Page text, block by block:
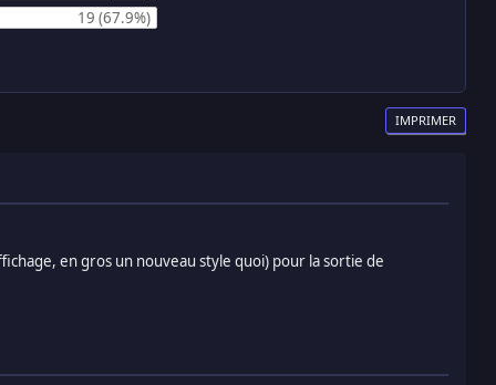
19 (67.9%)
IMPRIMER
en gros un nouveau style quoi) pour la sortie de